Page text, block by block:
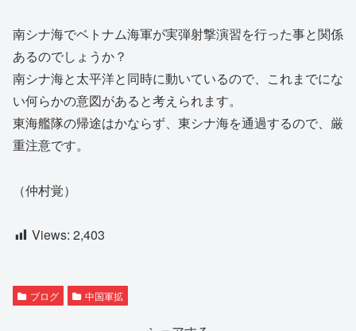
南シナ海でベトナム海軍が実弾射撃演習を行った事と関係
あるのでしょうか？
南シナ海と太平洋と同時に動いているので、これまでにな
い何らかの意図があると考えられます。
東海艦隊の帰途はかならず、東シナ海を通過するので、厳
重注意です。
（仲村覚）
Views: 2,403
ブログ 中国軍拡